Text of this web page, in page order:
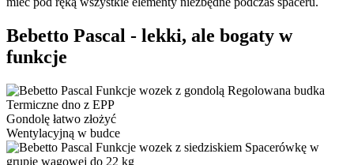
Bebetto Pascal - lekki, ale bogaty w
funkcje
Funkcje wozek z gondolą Regolowana budka
Termiczne dno z EPP
Gondolę łatwo złożyć
Wentylacyjną w budce
Funkcje wozek z siedziskiem Spacerówkę w
grupie wagowej do 22 kg